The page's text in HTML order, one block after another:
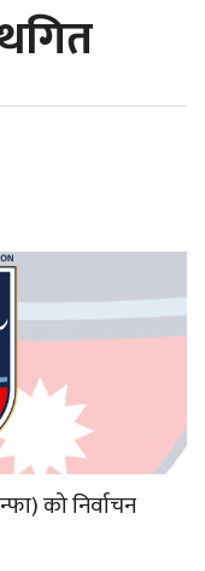
को निर्वाचन